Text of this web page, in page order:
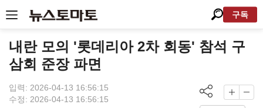
구독
내란 모의 '롯데리아 2차 회동' 참석 구
삼회 준장 파면
입력: 2026-04-13 16:56:15
수정: 2026-04-13 16:56:15